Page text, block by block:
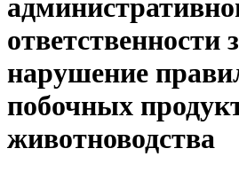
ответственности
нарушение
побочных
животноводства